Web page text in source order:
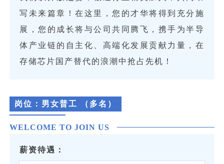
写未来篇章！在这里，您的才华将得到充分施
展，您的成长将与公司共同腾飞，携手为半导
体产业链的自主化、高端化发展贡献力量，在
存储芯片国产替代的浪潮中抢占先机！
岗位： 男女普工 （多名）
WELCOME TO JOIN US
薪资待遇：